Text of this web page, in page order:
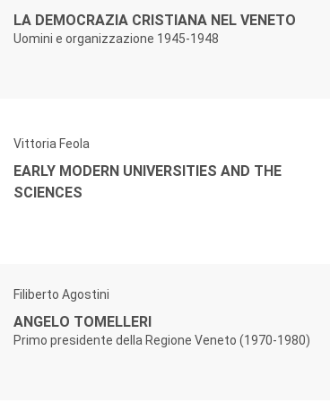
LA DEMOCRAZIA CRISTIANA NEL VENETO
Uomini e organizzazione 1945-1948
Vittoria Feola
EARLY MODERN UNIVERSITIES AND THE
SCIENCES
Filiberto Agostini
ANGELO TOMELLERI
Primo presidente della Regione Veneto (1970-1980)